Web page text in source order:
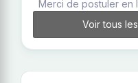
Merci de postuler en
Voir tous